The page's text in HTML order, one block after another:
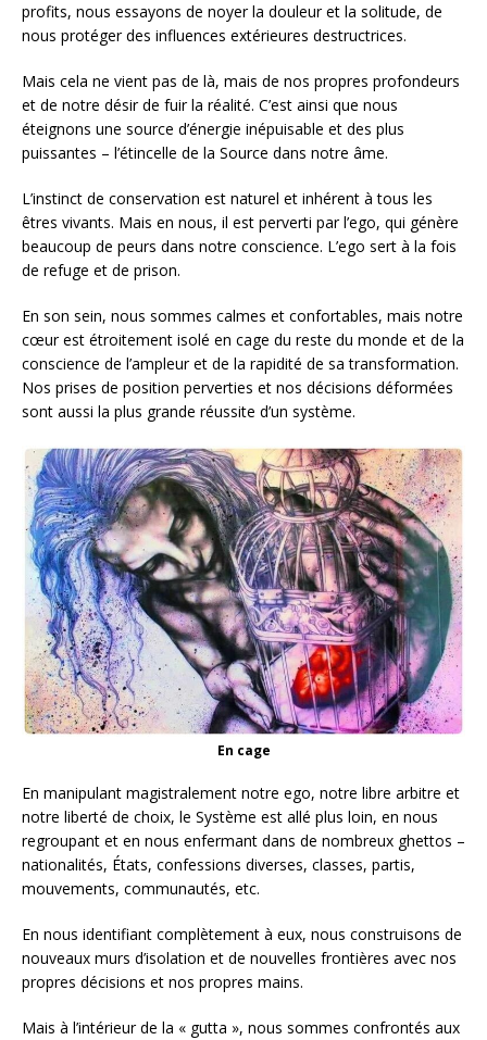
profits, nous essayons de noyer la douleur et la solitude, de
nous protéger des influences extérieures destructrices.
Mais cela ne vient pas de là, mais de nos propres profondeurs
et de notre désir de fuir la réalité. C’est ainsi que nous
éteignons une source d’énergie inépuisable et des plus
puissantes – l’étincelle de la Source dans notre âme.
L’instinct de conservation est naturel et inhérent à tous les
êtres vivants. Mais en nous, il est perverti par l’ego, qui génère
beaucoup de peurs dans notre conscience. L’ego sert à la fois
de refuge et de prison.
En son sein, nous sommes calmes et confortables, mais notre
cœur est étroitement isolé en cage du reste du monde et de la
conscience de l’ampleur et de la rapidité de sa transformation.
Nos prises de position perverties et nos décisions déformées
sont aussi la plus grande réussite d’un système.
En cage
En manipulant magistralement notre ego, notre libre arbitre et
notre liberté de choix, le Système est allé plus loin, en nous
regroupant et en nous enfermant dans de nombreux ghettos –
nationalités, États, confessions diverses, classes, partis,
mouvements, communautés, etc.
En nous identifiant complètement à eux, nous construisons de
nouveaux murs d’isolation et de nouvelles frontières avec nos
propres décisions et nos propres mains.
Mais à l’intérieur de la « gutta », nous sommes confrontés aux